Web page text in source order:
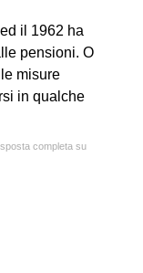
il 1962 ha
pensioni. O
misure
in qualche
completa su